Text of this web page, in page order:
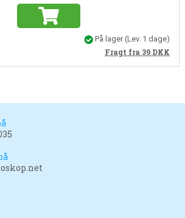
På lager(Lev. 1 dage)
Fragt fra 39 DKK